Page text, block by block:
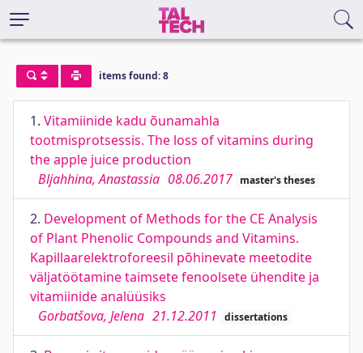
items found: 8
1. Vitamiinide kadu õunamahla
tootmisprotsessis. The loss of vitamins during
the apple juice production
Bljahhina, Anastassia 08.06.2017 master's theses
2. Development of Methods for the CE Analysis
of Plant Phenolic Compounds and Vitamins.
Kapillaarelektroforeesil põhinevate meetodite
väljatöötamine taimsete fenoolsete ühendite ja
vitamiinide analüüsiks
Gorbatšova, Jelena 21.12.2011 dissertations